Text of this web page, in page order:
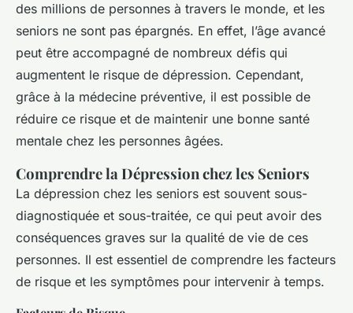
des millions de personnes à travers le monde, et les
seniors ne sont pas épargnés. En effet, l’âge avancé
peut être accompagné de nombreux défis qui
augmentent le risque de dépression. Cependant,
grâce à la médecine préventive, il est possible de
réduire ce risque et de maintenir une bonne santé
mentale chez les personnes âgées.
Comprendre la Dépression chez les Seniors
La dépression chez les seniors est souvent sous-
diagnostiquée et sous-traitée, ce qui peut avoir des
conséquences graves sur la qualité de vie de ces
personnes. Il est essentiel de comprendre les facteurs
de risque et les symptômes pour intervenir à temps.